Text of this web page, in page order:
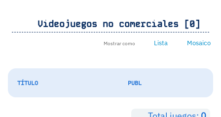
Videojuegos no comerciales [0]
Mostrar como Lista Mosaico
TÍTULO PUBL